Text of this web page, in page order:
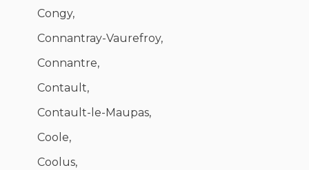
Congy,
Connantray-Vaurefroy,
Connantre,
Contault,
Contault-le-Maupas,
Coole,
Coolus,